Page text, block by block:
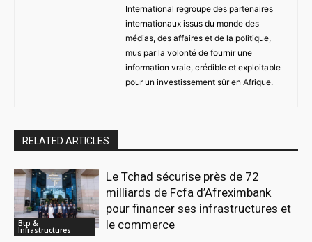
International regroupe des partenaires
internationaux issus du monde des
médias, des affaires et de la politique,
mus par la volonté de fournir une
information vraie, crédible et exploitable
pour un investissement sûr en Afrique.
RELATED ARTICLES
Btp &
Infrastructures
Le Tchad sécurise près de 72
milliards de Fcfa d’Afreximbank
pour financer ses infrastructures et
le commerce